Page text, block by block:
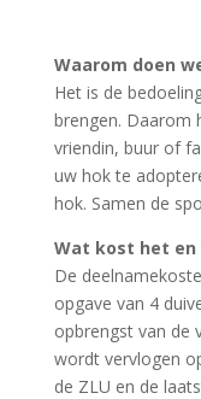
Waarom doen
Het is de
brengen. Daarom
vriendin, buur of
uw hok te
hok. Samen de
Wat kost het en
De
opgave van 4
opbrengst van de
wordt vervlogen
de ZLU en de